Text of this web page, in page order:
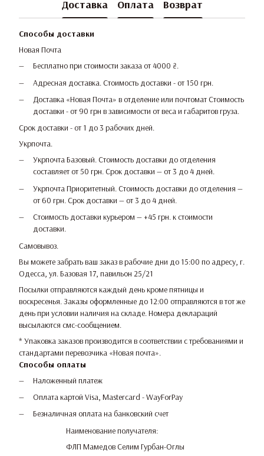
Доставка Оплата Возврат
Способы доставки
Новая Почта
Бесплатно при стоимости заказа от 4000 ₴.
Адресная доставка. Стоимость доставки - от 150 грн.
Доставка «Новая Почта» в отделение или почтомат Стоимость
доставки - от 90 грн в зависимости от веса и габаритов груза.
Срок доставки - от 1 до 3 рабочих дней.
Укрпочта.
Укрпочта Базовый. Стоимость доставки до отделения
составляет от 50 грн. Срок доставки — от 3 до 4 дней.
Укрпочта Приоритетный. Стоимость доставки до отделения —
от 60 грн. Срок доставки — от 3 до 4 дней.
Стоимость доставки курьером — +45 грн. к стоимости
доставки.
Самовывоз.
Вы можете забрать ваш заказ в рабочие дни до 15:00 по адресу, г.
Одесса, ул. Базовая 17, павильон 25/21
Посылки отправляются каждый день кроме пятницы и
воскресенья. Заказы оформленные до 12:00 отправляются в тот же
день при условии наличия на складе. Номера деклараций
высылаются смс-сообщением.
* Упаковка заказов производится в соответствии с требованиями и
стандартами перевозчика «Новая почта».
Способы оплаты
Наложенный платеж
Оплата картой Visa, Mastercard - WayForPay
Безналичная оплата на банковский счет
Наименование получателя:
ФЛП Мамедов Селим Гурбан-Оглы